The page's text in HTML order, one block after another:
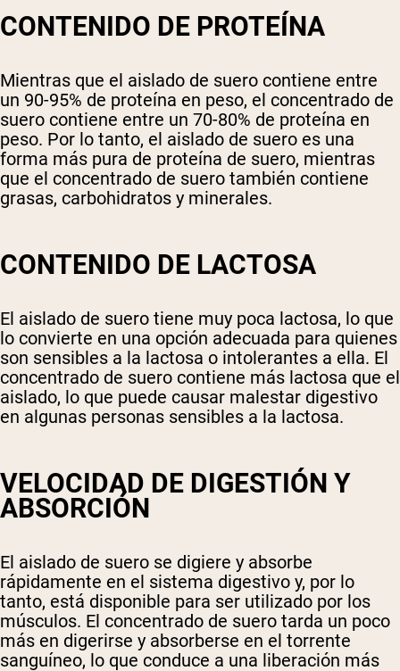
CONTENIDO DE PROTEÍNA
Mientras que el aislado de suero contiene entre
un 90-95% de proteína en peso, el concentrado de
suero contiene entre un 70-80% de proteína en
peso. Por lo tanto, el aislado de suero es una
forma más pura de proteína de suero, mientras
que el concentrado de suero también contiene
grasas, carbohidratos y minerales.
CONTENIDO DE LACTOSA
El aislado de suero tiene muy poca lactosa, lo que
lo convierte en una opción adecuada para quienes
son sensibles a la lactosa o intolerantes a ella. El
concentrado de suero contiene más lactosa que el
aislado, lo que puede causar malestar digestivo
en algunas personas sensibles a la lactosa.
VELOCIDAD DE DIGESTIÓN Y
ABSORCIÓN
El aislado de suero se digiere y absorbe
rápidamente en el sistema digestivo y, por lo
tanto, está disponible para ser utilizado por los
músculos. El concentrado de suero tarda un poco
más en digerirse y absorberse en el torrente
sanguíneo, lo que conduce a una liberación más